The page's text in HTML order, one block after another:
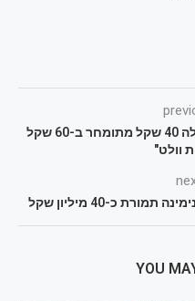
המסעדנים זועמים: "המבורגר שעולה 40 שקל מתומחר ב-60 שקל
וולט"
כ-40 מיליון שקל
YOU